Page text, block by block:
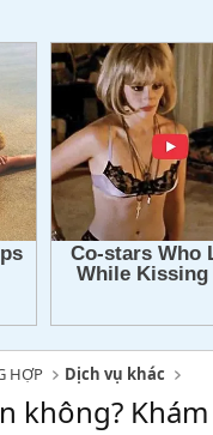
HỢP Dịch vụ khác
không?